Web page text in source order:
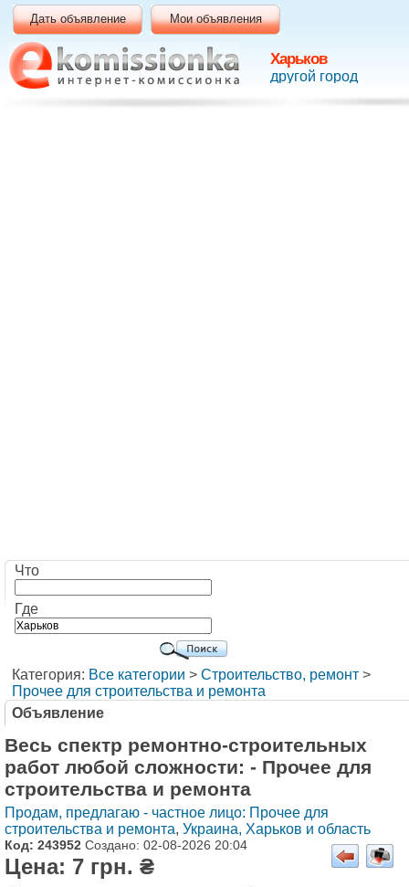
Харьков
другой город
Дать объявление Мои объявления
Что
Где
Категория: Все категории > Строительство, ремонт >
Прочее для строительства и ремонта
Объявление
Весь спектр ремонтно-строительных
работ любой сложности: - Прочее для
строительства и ремонта
Продам, предлагаю - частное лицо: Прочее для
строительства и ремонта, Украина, Харьков и область
Код: 243952 Создано: 02-08-2026 20:04
Цена: 7 грн. ₴